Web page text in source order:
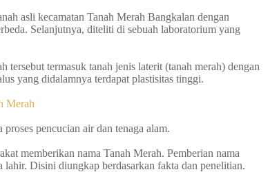
asli kecamatan Tanah Merah Bangkalan dengan
Selanjutnya, diteliti di sebuah laboratorium yang
tersebut termasuk tanah jenis laterit (tanah merah) dengan
yang didalamnya terdapat plastisitas tinggi.
Merah
pencucian air dan tenaga alam.
memberikan nama Tanah Merah. Pemberian nama
Disini diungkap berdasarkan fakta dan penelitian.